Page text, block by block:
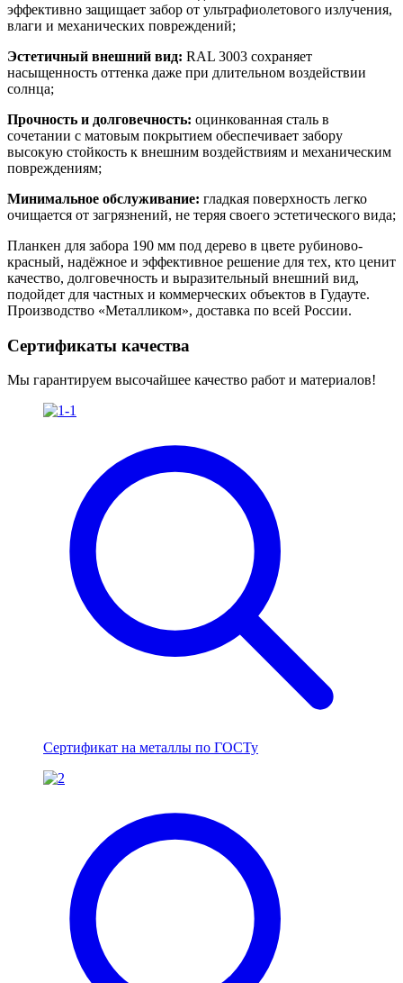
эффективно защищает забор от ультрафиолетового излучения,
влаги и механических повреждений;
Эстетичный внешний вид: RAL 3003 сохраняет
насыщенность оттенка даже при длительном воздействии
солнца;
Прочность и долговечность: оцинкованная сталь в
сочетании с матовым покрытием обеспечивает забору
высокую стойкость к внешним воздействиям и механическим
повреждениям;
Минимальное обслуживание: гладкая поверхность легко
очищается от загрязнений, не теряя своего эстетического вида;
Планкен для забора 190 мм под дерево в цвете рубиново-
красный, надёжное и эффективное решение для тех, кто ценит
качество, долговечность и выразительный внешний вид,
подойдет для частных и коммерческих объектов в Гудауте.
Производство «Металликом», доставка по всей России.
Сертификаты качества
Мы гарантируем высочайшее качество работ и материалов!
Сертификат на металлы по ГОСТу